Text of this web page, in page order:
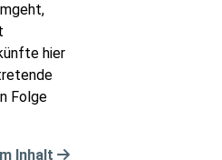
hier
Folge
Inhalt